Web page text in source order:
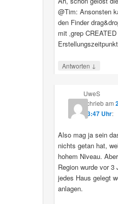
@Tim: Ansonsten
den Finder
mit ‚grep
Antworten ↓
UweS
schriebam
13:47 Uhr:
Also mag ja sein
nichts getan hat,
hohem Niveau.
Region wurde vor
jedes Haus gelegt
anlagen.